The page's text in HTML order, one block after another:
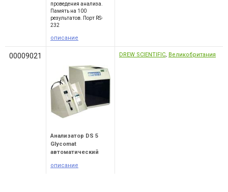
проведения анализа.
Память на 100
результатов. Порт RS-
232
описание
00009021
Анализатор DS 5
Glycomat
автоматический
описание
DREW SCIENTIFIC, Великобритания